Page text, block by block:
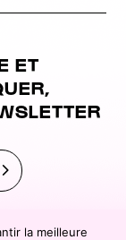
ET
la meilleure